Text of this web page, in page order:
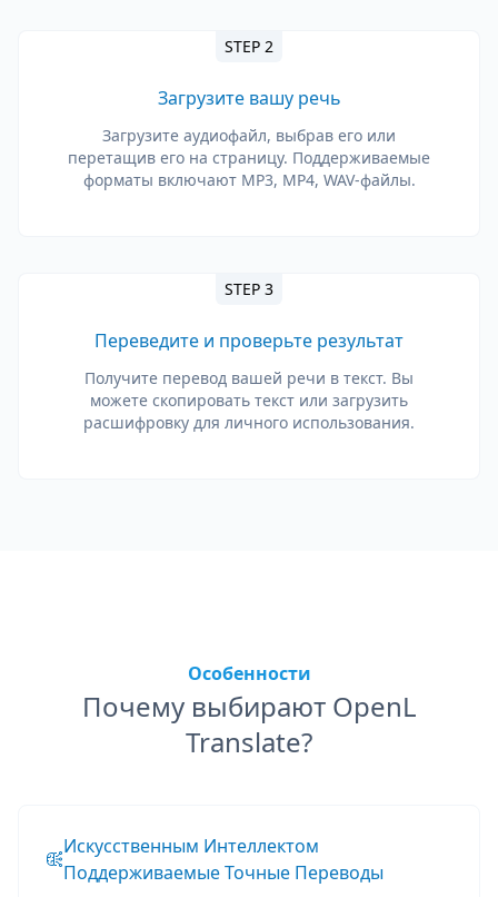
STEP 2
Загрузите вашу речь
Загрузите аудиофайл, выбрав его или
перетащив его на страницу. Поддерживаемые
форматы включают MP3, MP4, WAV-файлы.
STEP 3
Переведите и проверьте результат
Получите перевод вашей речи в текст. Вы
можете скопировать текст или загрузить
расшифровку для личного использования.
Особенности
Почему выбирают OpenL
Translate?
Искусственным Интеллектом
Поддерживаемые Точные Переводы